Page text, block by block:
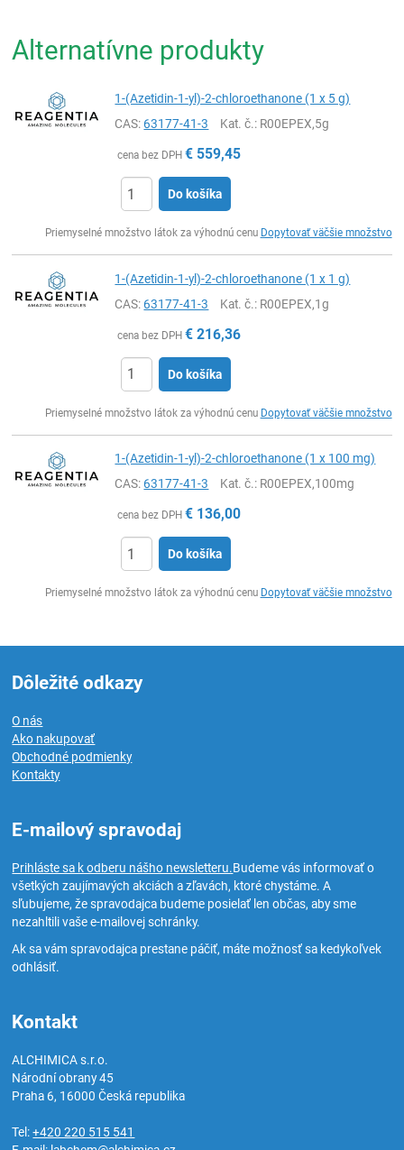
Alternatívne produkty
1-(Azetidin-1-yl)-2-chloroethanone (1 x 5 g)
CAS:63177-41-3 Kat. č.: R00EPEX,5g
cena bez DPH € 559,45
Do košíka
Priemyselné množstvo látok za výhodnú cenu Dopytovať väčšie množstvo
1-(Azetidin-1-yl)-2-chloroethanone (1 x 1 g)
CAS:63177-41-3 Kat. č.: R00EPEX,1g
cena bez DPH € 216,36
Do košíka
Priemyselné množstvo látok za výhodnú cenu Dopytovať väčšie množstvo
1-(Azetidin-1-yl)-2-chloroethanone (1 x 100 mg)
CAS:63177-41-3 Kat. č.: R00EPEX,100mg
cena bez DPH € 136,00
Do košíka
Priemyselné množstvo látok za výhodnú cenu Dopytovať väčšie množstvo
Dôležité odkazy
O nás
Ako nakupovať
Obchodné podmienky
Kontakty
E-mailový spravodaj
Prihláste sa k odberu nášho newsletteru.Budeme vás informovať o
všetkých zaujímavých akciách a zľavách, ktoré chystáme. A
sľubujeme, že spravodajca budeme posielať len občas, aby sme
nezahltili vaše e-mailovej schránky.
Ak sa vám spravodajca prestane páčiť, máte možnosť sa kedykoľvek
odhlásiť.
Kontakt
ALCHIMICA s.r.o.
Národní obrany 45
Praha 6, 16000Česká republika
Tel:+420 220 515 541